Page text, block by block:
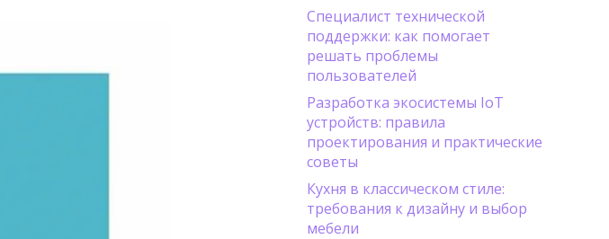
Специалист технической
поддержки: как помогает
решать проблемы
пользователей
Разработка экосистемы IoT
устройств: правила
проектирования и практические
советы
Кухня в классическом стиле:
требования к дизайну и выбор
мебели